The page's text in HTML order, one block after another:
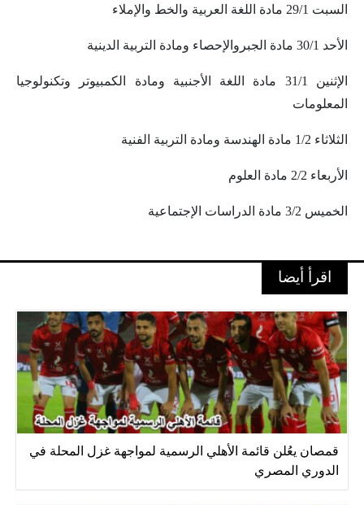
السبت 29/1 مادة اللغة العربية والخط والإملاء
الأحد 30/1 مادة الجبروالإحصاء ومادة التربية الدينية
الإثنين 31/1 مادة اللغة الأجنبية ومادة الكمبيوتر وتكنولوجيا
المعلومات
الثلاثاء 1/2 مادة الهندسة ومادة التربية الفنية
الأربعاء 2/2 مادة العلوم
الخميس 3/2 مادة الدراسات الإجتماعية
اقرأ أيضا
قمصان يعُلن قائمة الأهلي الرسمية لمواجهة غزل المحلة في
الدوري المصري